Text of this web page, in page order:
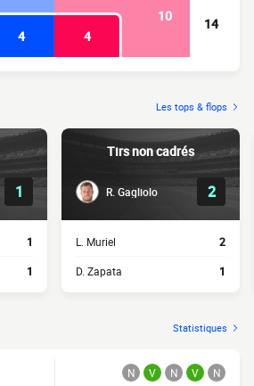
10
4
4
14
Les tops & flops
1
1
1
Tirs non cadrés
R. Gagliolo 2
L. Muriel 2
D. Zapata 1
Statistiques
N V N V N